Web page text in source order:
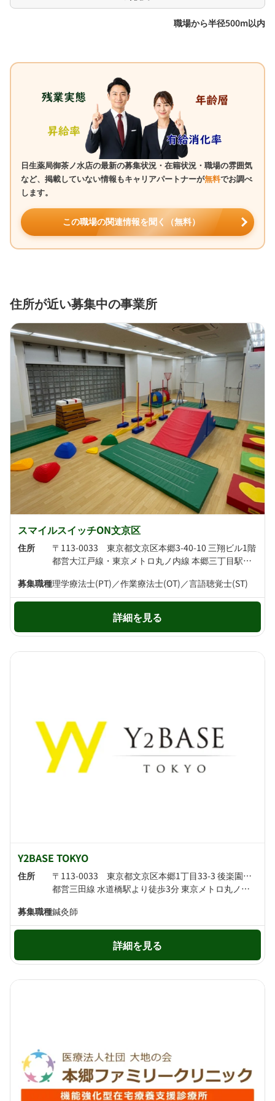
職場から半径500m以内
日生薬局御茶ノ水店の最新の募集状況・在籍状況・職場の雰囲気
など、掲載していない情報もキャリアパートナーが無料でお調べ
します。
この職場の関連情報を聞く（無料）
住所が近い募集中の事業所
スマイルスイッチON文京区
住所
〒113-0033 東京都文京区本郷3-40-10 三翔ビル1階
都営大江戸線・東京メトロ丸ノ内線 本郷三丁目駅より徒歩4分 東京メトロ千代田線 湯島駅より徒歩7分
募集職種理学療法士(PT)／作業療法士(OT)／言語聴覚士(ST)
詳細を見る
Y2BASE TOKYO
住所
〒113-0033 東京都文京区本郷1丁目33-3 後楽園キャステール
都営三田線 水道橋駅より徒歩3分 東京メトロ丸ノ内線・東京メトロ南北線 後楽園駅より徒歩5分
募集職種鍼灸師
詳細を見る